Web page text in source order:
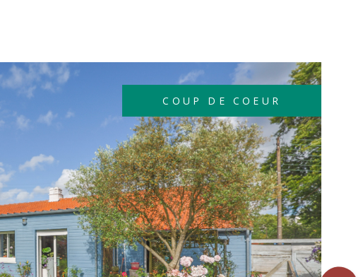
énergétique imbattable (DPE : A). Un
extérieur est possible directement sur la
complétés par un garage (équipé d’une prise de
pour véhicule électrique) et une cave. Un emplacement
et pratique Bus ligne 50 – arrêt La Petite censive : 5
à pied Tramway ligne 2 : 5 minutes à pied Accès rapide
nantais – Porte de la Chapelle à 600 m
des Renards à proximité immédiate (espaces verts)
accessibles en moins de 10 minutes à pied Un
très calme, tout en restant connecté aux grands
et aux services du quotidien. Des volumes élégants et une
fonctionnelle Dès l’entrée, la maison propose un
avec rangements intégrés, menant à un vaste espace de
COUP DE COEUR
VOIR LE BIEN